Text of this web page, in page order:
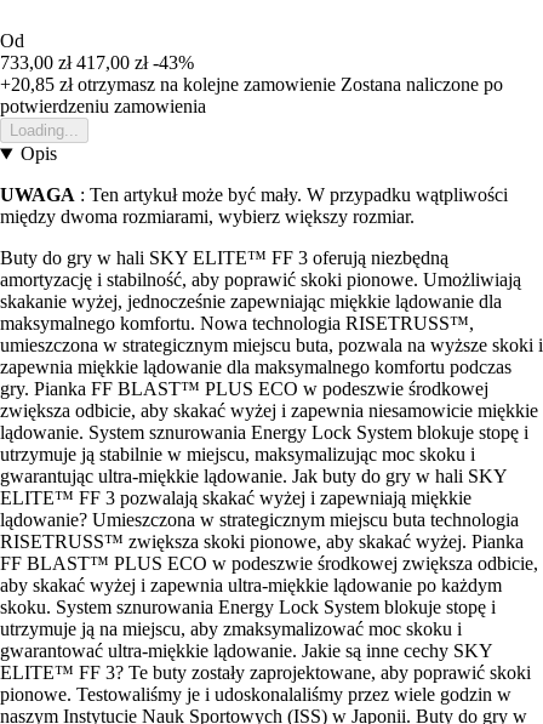
Od
733,00 zł 417,00 zł -43%
+20,85 złotrzymasz na kolejne zamowienie Zostana naliczone po
potwierdzeniu zamowienia
Loading...
Opis
UWAGA : Ten artykuł może być mały. W przypadku wątpliwości
między dwoma rozmiarami, wybierz większy rozmiar.
Buty do gry w hali SKY ELITE™ FF 3 oferują niezbędną
amortyzację i stabilność, aby poprawić skoki pionowe. Umożliwiają
skakanie wyżej, jednocześnie zapewniając miękkie lądowanie dla
maksymalnego komfortu. Nowa technologia RISETRUSS™,
umieszczona w strategicznym miejscu buta, pozwala na wyższe skoki i
zapewnia miękkie lądowanie dla maksymalnego komfortu podczas
gry. Pianka FF BLAST™ PLUS ECO w podeszwie środkowej
zwiększa odbicie, aby skakać wyżej i zapewnia niesamowicie miękkie
lądowanie. System sznurowania Energy Lock System blokuje stopę i
utrzymuje ją stabilnie w miejscu, maksymalizując moc skoku i
gwarantując ultra-miękkie lądowanie. Jak buty do gry w hali SKY
ELITE™ FF 3 pozwalają skakać wyżej i zapewniają miękkie
lądowanie? Umieszczona w strategicznym miejscu buta technologia
RISETRUSS™ zwiększa skoki pionowe, aby skakać wyżej. Pianka
FF BLAST™ PLUS ECO w podeszwie środkowej zwiększa odbicie,
aby skakać wyżej i zapewnia ultra-miękkie lądowanie po każdym
skoku. System sznurowania Energy Lock System blokuje stopę i
utrzymuje ją na miejscu, aby zmaksymalizować moc skoku i
gwarantować ultra-miękkie lądowanie. Jakie są inne cechy SKY
ELITE™ FF 3? Te buty zostały zaprojektowane, aby poprawić skoki
pionowe. Testowaliśmy je i udoskonalaliśmy przez wiele godzin w
naszym Instytucie Nauk Sportowych (ISS) w Japonii. Buty do gry w